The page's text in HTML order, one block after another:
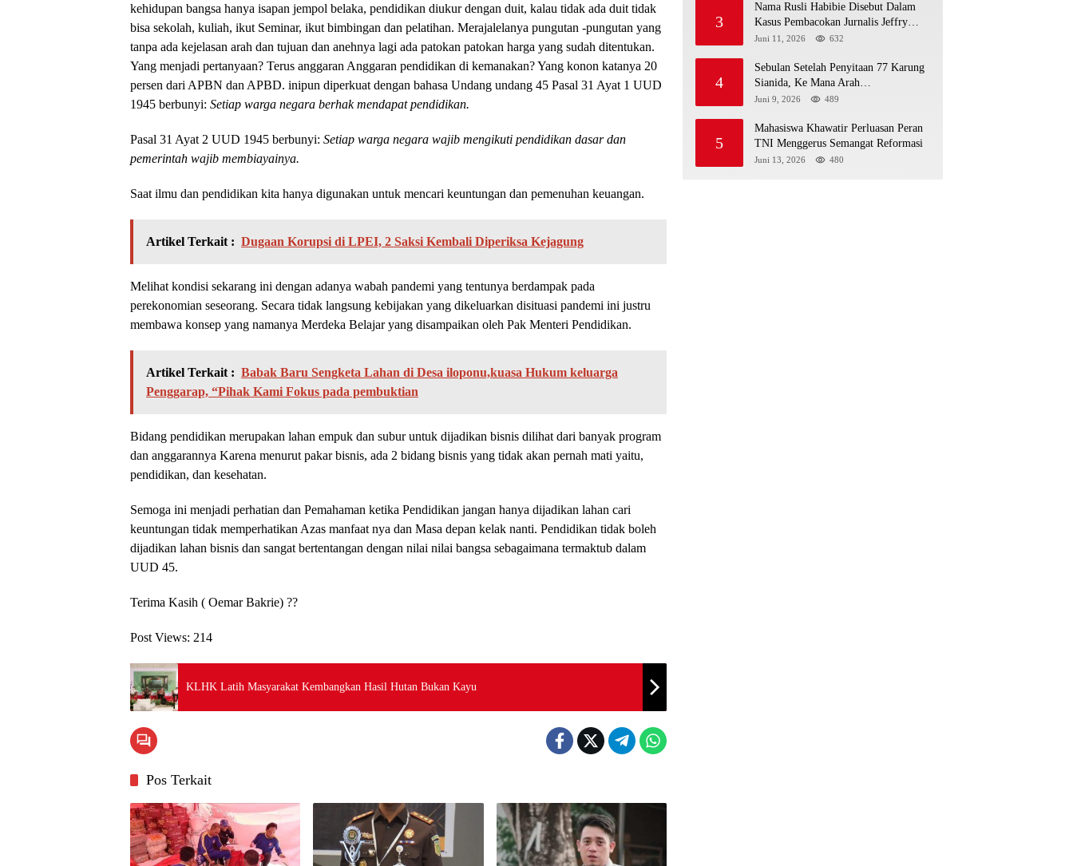
kehidupan bangsa hanya isapan jempol belaka, pendidikan diukur dengan duit, kalau tidak ada duit tidak
bisa sekolah, kuliah, ikut Seminar, ikut bimbingan dan pelatihan. Merajalelanya pungutan -pungutan yang
tanpa ada kejelasan arah dan tujuan dan anehnya lagi ada patokan patokan harga yang sudah ditentukan.
Yang menjadi pertanyaan? Terus anggaran Anggaran pendidikan di kemanakan? Yang konon katanya 20
persen dari APBN dan APBD. inipun diperkuat dengan bahasa Undang undang 45 Pasal 31 Ayat 1 UUD
1945 berbunyi: Setiap warga negara berhak mendapat pendidikan.
Pasal 31 Ayat 2 UUD 1945 berbunyi: Setiap warga negara wajib mengikuti pendidikan dasar dan
pemerintah wajib membiayainya.
Saat ilmu dan pendidikan kita hanya digunakan untuk mencari keuntungan dan pemenuhan keuangan.
Artikel Terkait : Dugaan Korupsi di LPEI, 2 Saksi Kembali Diperiksa Kejagung
Melihat kondisi sekarang ini dengan adanya wabah pandemi yang tentunya berdampak pada
perekonomian seseorang. Secara tidak langsung kebijakan yang dikeluarkan disituasi pandemi ini justru
membawa konsep yang namanya Merdeka Belajar yang disampaikan oleh Pak Menteri Pendidikan.
Artikel Terkait : Babak Baru Sengketa Lahan di Desa iloponu,kuasa Hukum keluarga
Penggarap, “Pihak Kami Fokus pada pembuktian
Bidang pendidikan merupakan lahan empuk dan subur untuk dijadikan bisnis dilihat dari banyak program
dan anggarannya Karena menurut pakar bisnis, ada 2 bidang bisnis yang tidak akan pernah mati yaitu,
pendidikan, dan kesehatan.
Semoga ini menjadi perhatian dan Pemahaman ketika Pendidikan jangan hanya dijadikan lahan cari
keuntungan tidak memperhatikan Azas manfaat nya dan Masa depan kelak nanti. Pendidikan tidak boleh
dijadikan lahan bisnis dan sangat bertentangan dengan nilai nilai bangsa sebagaimana termaktub dalam
UUD 45.
Terima Kasih ( Oemar Bakrie) ??
Post Views: 214
KLHK Latih Masyarakat Kembangkan Hasil Hutan Bukan Kayu
Pos Terkait
3
Nama Rusli Habibie Disebut Dalam
Kasus Pembacokan Jurnalis Jeffry
Rumampuk
Juni 11, 2026 632
4
Sebulan Setelah Penyitaan 77 Karung
Sianida, Ke Mana Arah
Penyidikannya?
Juni 9, 2026 489
5
Mahasiswa Khawatir Perluasan Peran
TNI Menggerus Semangat Reformasi
Juni 13, 2026 480